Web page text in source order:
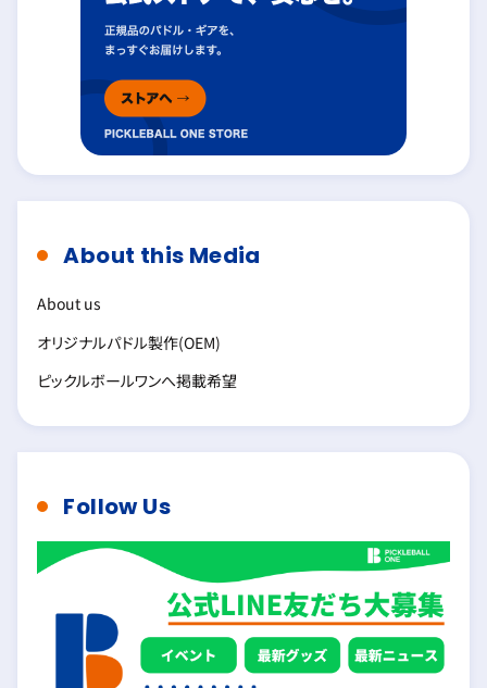
About this Media
About us
オリジナルパドル製作(OEM)
ピックルボールワンへ掲載希望
Follow Us